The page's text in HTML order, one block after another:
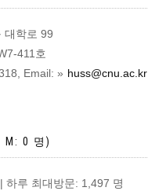
대학로 99
411호
Email:
huss@cnu.ac.kr
M: 0 명)
하루 최대방문: 1,497 명